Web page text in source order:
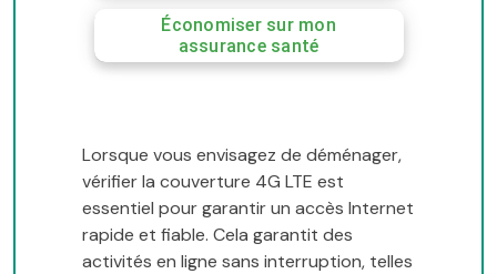
Économiser sur mon
assurance santé
Lorsque vous envisagez de déménager,
vérifier la couverture 4G LTE est
essentiel pour garantir un accès Internet
rapide et fiable. Cela garantit des
activités en ligne sans interruption, telles